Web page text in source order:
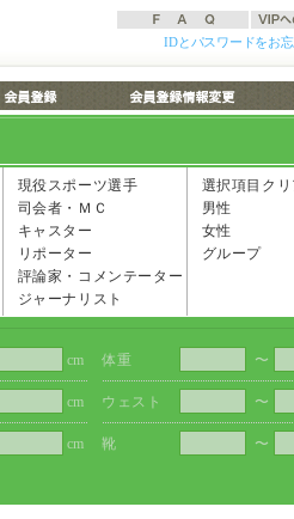
IDとパスワードをお
現役スポーツ選手
司会者・ＭＣ
キャスター
リポーター
評論家・コメンテーター
ジャーナリスト
選択項目クリ
男性
女性
グループ
cm
cm
cm
体重 〜
ウェスト 〜
靴 〜